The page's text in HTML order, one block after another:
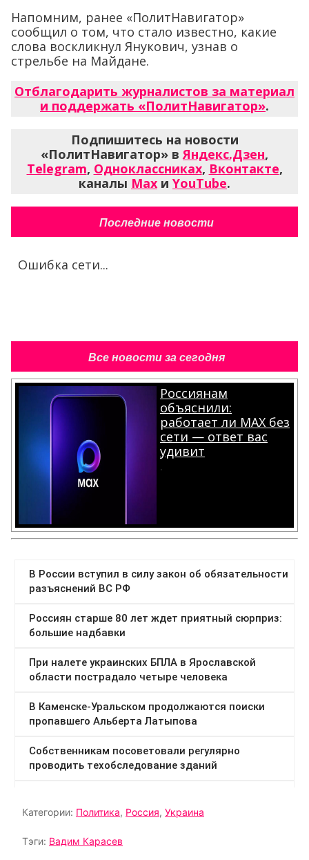
Напомним, ранее «ПолитНавигатор»
сообщил о том, что стало известно, какие
слова воскликнул Янукович, узнав о
стрельбе на Майдане.
Отблагодарить журналистов за материал
и поддержать «ПолитНавигатор».
Подпишитесь на новости
«ПолитНавигатор» вЯндекс.Дзен,
Telegram, Одноклассниках, Вконтакте,
каналы Max и YouTube.
Последние новости
Ошибка сети...
Все новости за сегодня
Россиянам
объяснили:
работает ли MAX без
сети — ответ вас
удивит
.
Категории: Политика, Россия, Украина
Тэги: Вадим Карасев